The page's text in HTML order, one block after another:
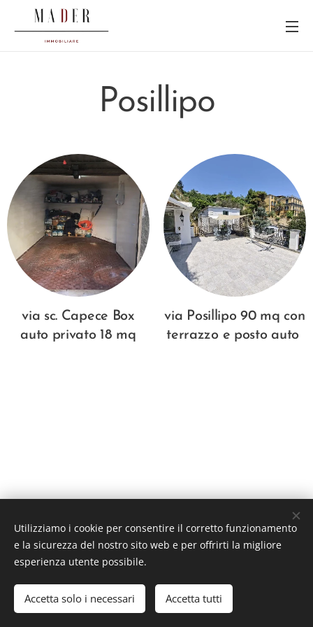
Posillipo
via sc. Capece Box
auto privato 18 mq
via Posillipo 90 mq con
terrazzo e posto auto
© MaDer immobiliare - via Crispi 72 - 80121 Napoli
maderimmobiliare@gmail.com - www.mdrre.it -Privacy
Utilizziamo i cookie per consentire il corretto funzionamento
e la sicurezza del nostro sito web e per offrirti la migliore
esperienza utente possibile.
Accetta solo i necessari Accetta tutti